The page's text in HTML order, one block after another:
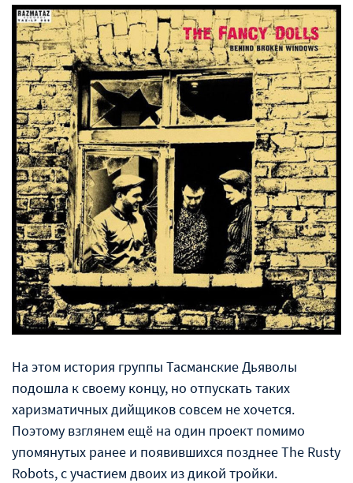
На этом история группы Тасманские Дьяволы
подошла к своему концу, но отпускать таких
харизматичных дийщиков совсем не хочется.
Поэтому взглянем ещё на один проект помимо
упомянутых ранее и появившихся позднее The Rusty
Robots, с участием двоих из дикой тройки.